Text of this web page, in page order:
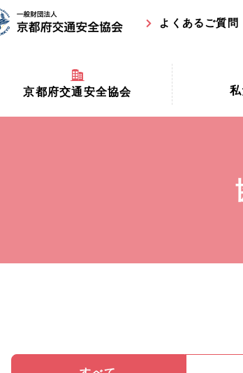
よくあるご質問
京都府交通安全協会
京都府交通安全協会とは？
京都府交通安
交通安全協